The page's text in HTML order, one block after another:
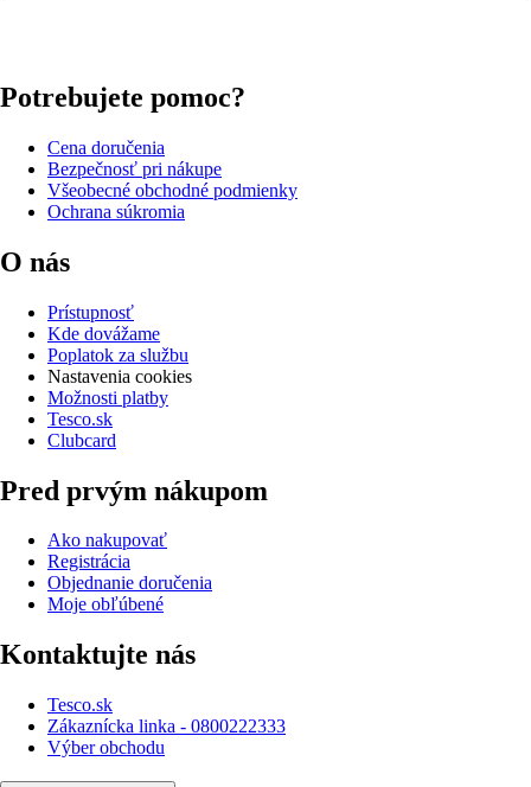
Potrebujete pomoc?
Cena doručenia
Bezpečnosť pri nákupe
Všeobecné obchodné podmienky
Ochrana súkromia
O nás
Prístupnosť
Kde dovážame
Poplatok za službu
Nastavenia cookies
Možnosti platby
Tesco.sk
Clubcard
Pred prvým nákupom
Ako nakupovať
Registrácia
Objednanie doručenia
Moje obľúbené
Kontaktujte nás
Tesco.sk
Zákaznícka linka - 0800222333
Výber obchodu